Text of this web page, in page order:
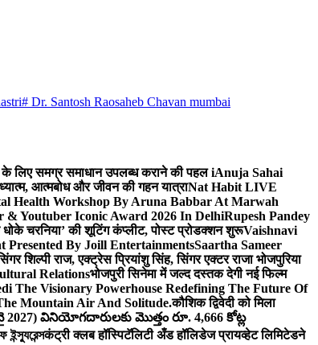
# Dr. Santosh Raosaheb Chavan mumbai
के लिए समग्र समाधान उपलब्ध कराने की पहल iAnuja Sahai
आत्मबोध और जीवन की गहन यात्राNat Habit LIVE
Health Workshop By Aruna Babbar At Marwah
Youtuber Iconic Award 2026 In DelhiRupesh Pandey
धोके चरनिया’ की शूटिंग कंप्लीट, पोस्ट प्रोडक्शन शुरूVaishnavi
Presented By Joill EntertainmentsSaartha Sameer
शिल्पी राज, एक्ट्रेस प्रियांशु सिंह, सिंगर एक्टर राजा भोजपुरिया
Relationsभोजपुरी सिनेमा में जल्द दस्तक देगी नई फिल्म
The Visionary Powerhouse Redefining The Future Of
Mountain Air And Solitude.कौशिक द्विवेदी को मिला
వినియోగదారులకు మొత్తం రూ. 4,666 కోట్ల
कंट्री क्लब हॉस्पिटॅलिटी अँड हॉलिडेज प्रायव्हेट लिमिटेडने